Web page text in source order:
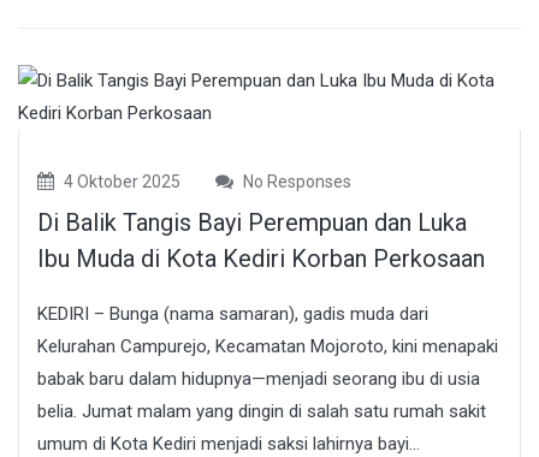
4 Oktober 2025 No Responses
Di Balik Tangis Bayi Perempuan dan Luka
Ibu Muda di Kota Kediri Korban Perkosaan
KEDIRI – Bunga (nama samaran), gadis muda dari
Kelurahan Campurejo, Kecamatan Mojoroto, kini menapaki
babak baru dalam hidupnya—menjadi seorang ibu di usia
belia. Jumat malam yang dingin di salah satu rumah sakit
umum di Kota Kediri menjadi saksi lahirnya bayi...